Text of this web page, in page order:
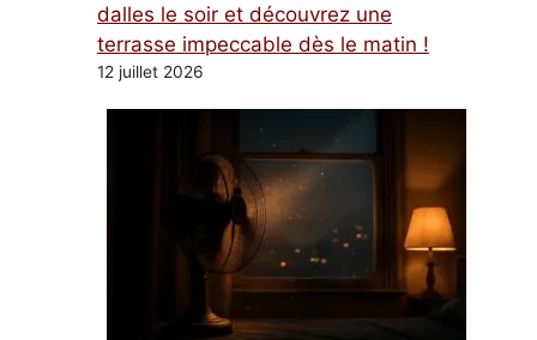
dalles le soir et découvrez une
terrasse impeccable dès le matin !
12 juillet 2026